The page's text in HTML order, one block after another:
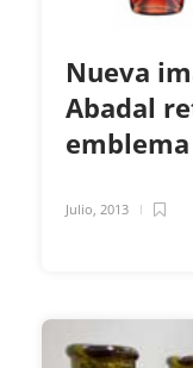
Nueva
Abadal
Julio, 2013